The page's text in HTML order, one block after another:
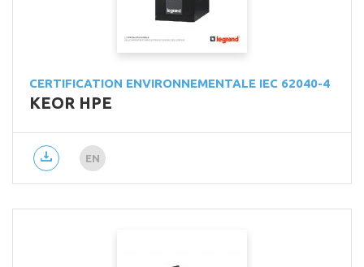
CERTIFICATION ENVIRONNEMENTALE IEC 62040-4
KEOR HPE
EN